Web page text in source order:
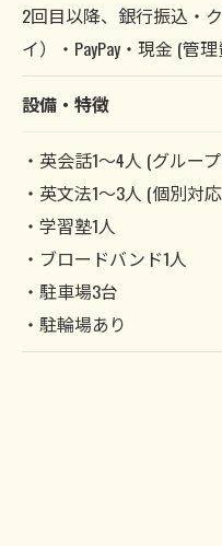
2回目以降、銀行振込・
イ）・PayPay・現金 (管
設備・特徴
・英会話1～4人 (グルー
・英文法1～3人 (個別対
・学習塾1人
・ブロードバンド1人
・駐車場3台
・駐輪場あり